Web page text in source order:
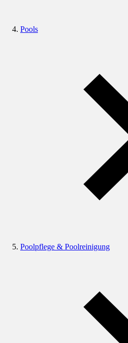
Pools
Poolpflege & Poolreinigung